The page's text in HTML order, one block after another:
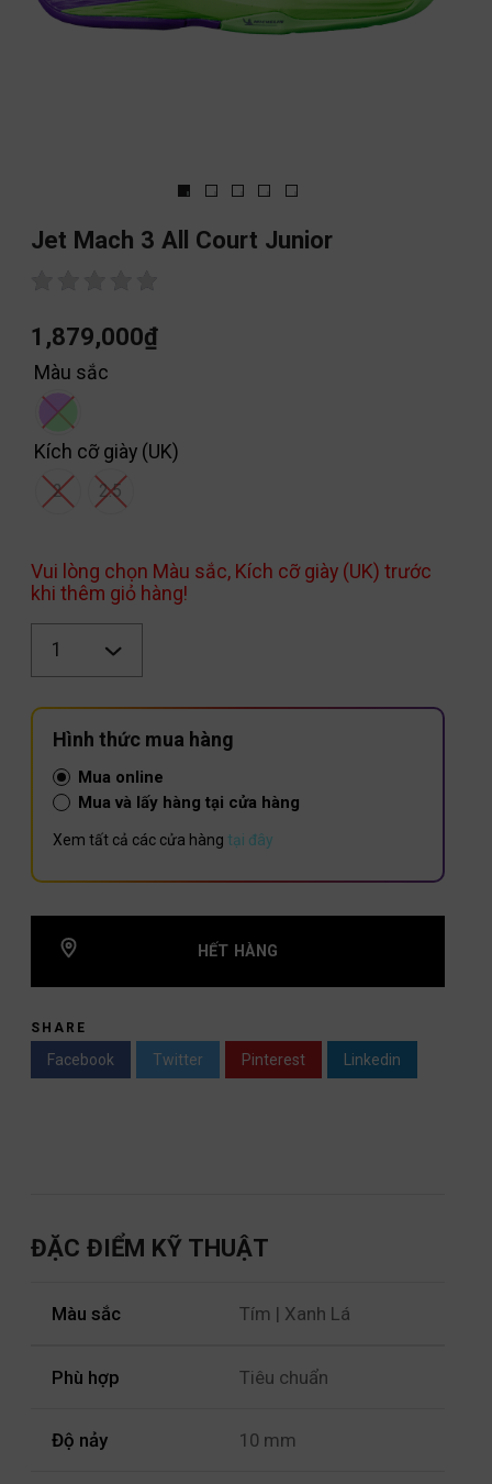
Jet Mach 3 All Court Junior
1,879,000₫
Màu sắc
Kích cỡ giày (UK)
2 2.5
Vui lòng chọn Màu sắc, Kích cỡ giày (UK) trước
khi thêm giỏ hàng!
lượng
Hình thức mua hàng
Mua online
Mua và lấy hàng tại cửa hàng
Xem tất cả các cửa hàng tại đây
HẾT HÀNG
SHARE
Facebook Twitter Pinterest Linkedin
ĐẶC ĐIỂM KỸ THUẬT
Màu sắc Tím | Xanh Lá
Phù hợp Tiêu chuẩn
Độ nảy 10 mm